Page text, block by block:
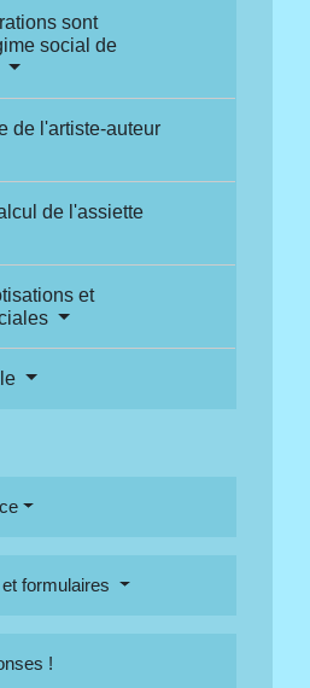
sont
social de
de l'artiste-auteur
de l'assiette
et
formulaires
!